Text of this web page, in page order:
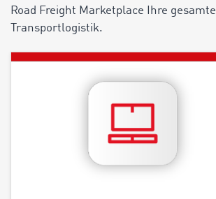
Road Freight Marketplace Ihre gesamte
Transportlogistik.